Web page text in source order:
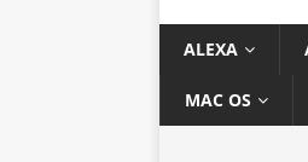
ALEXA
MAC OS